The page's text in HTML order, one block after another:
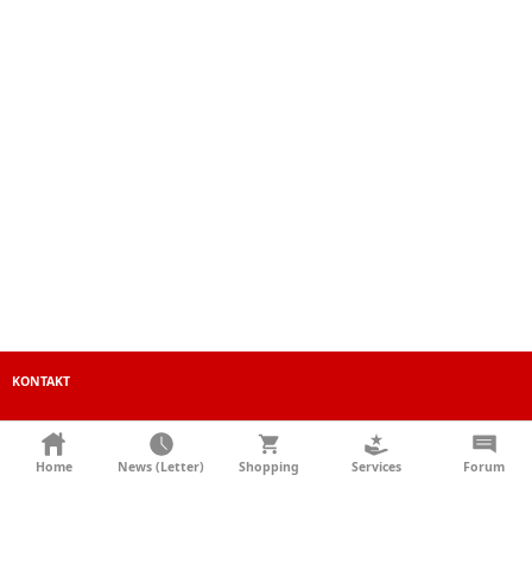
KONTAKT
DATENSCHUTZ
Home News (Letter) Shopping Services Forum